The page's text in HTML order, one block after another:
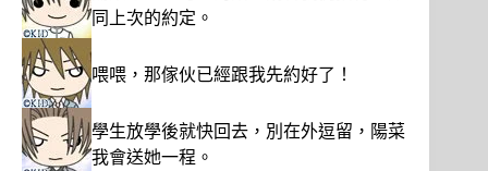
同上次的約定。
喂喂，那傢伙已經跟我先約好了！
學生放學後就快回去，別在外逗留，陽菜
我會送她一程。